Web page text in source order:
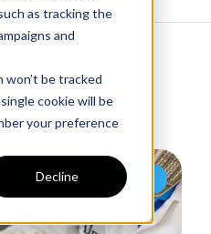
as tracking the
and
won’t be tracked
cookie will be
your preference
Decline
Céramique pressée